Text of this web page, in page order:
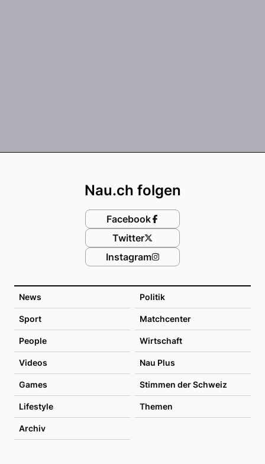
News Politik
Sport Matchcenter
People Wirtschaft
Videos Nau Plus
Games Stimmen der Schweiz
Lifestyle Themen
Archiv
Nau.ch folgen
Facebook
Twitter
Instagram